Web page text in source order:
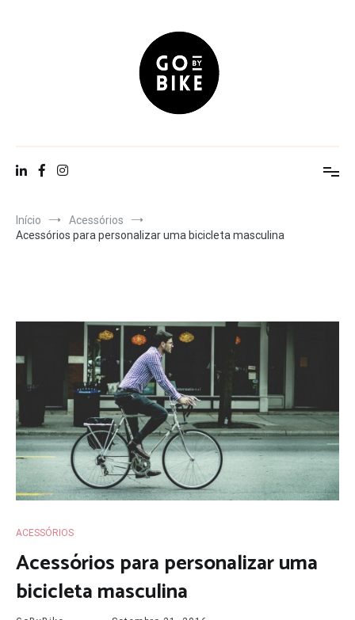
Go By Bike
Início
Acessórios
Acessórios para personalizar uma bicicleta masculina
ACESSÓRIOS
Acessórios para personalizar uma
bicicleta masculina